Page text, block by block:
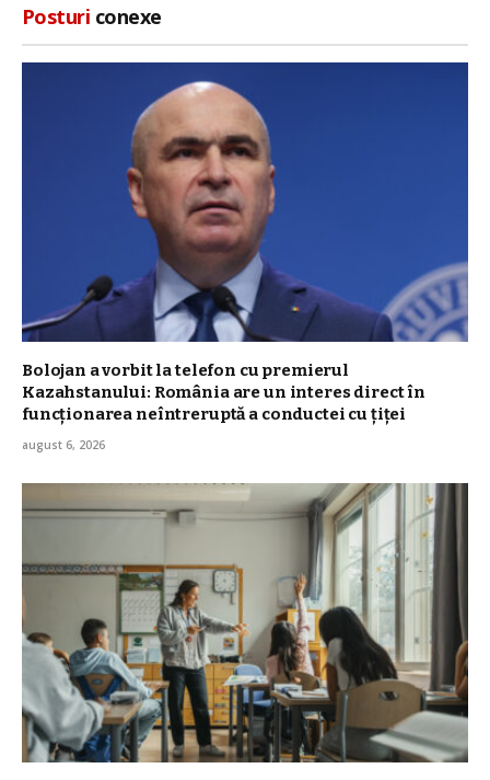
Posturi conexe
Bolojan a vorbit la telefon cu premierul
Kazahstanului: România are un interes direct în
funcționarea neîntreruptă a conductei cu țiței
august 6, 2026